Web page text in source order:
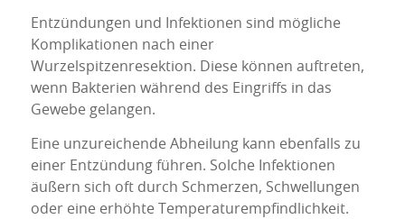
Entzündungen und Infektionen sind mögliche
Komplikationen nach einer
Wurzelspitzenresektion. Diese können auftreten,
wenn Bakterien während des Eingriffs in das
Gewebe gelangen.
Eine unzureichende Abheilung kann ebenfalls zu
einer Entzündung führen. Solche Infektionen
äußern sich oft durch Schmerzen, Schwellungen
oder eine erhöhte Temperaturempfindlichkeit.